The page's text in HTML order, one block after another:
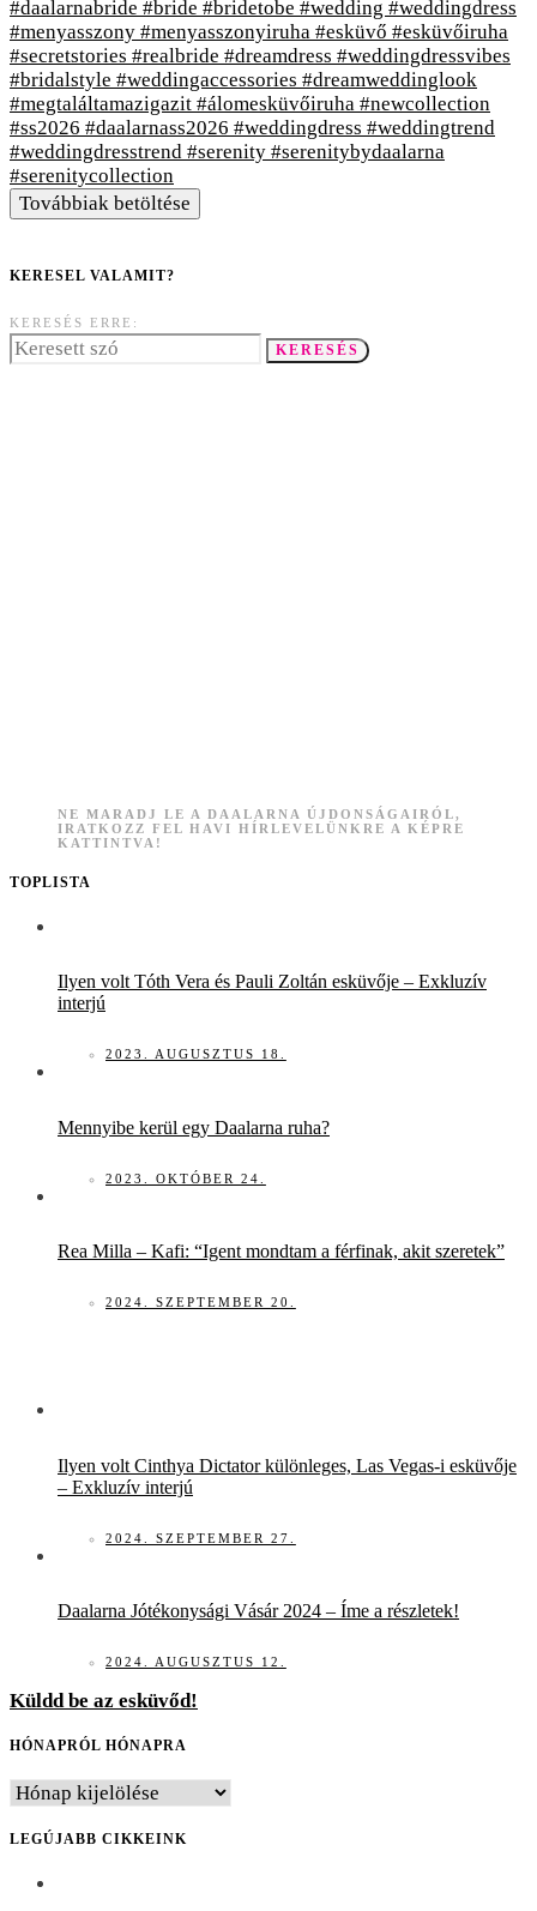
Továbbiak betöltése
KERESEL VALAMIT?
KERESÉS ERRE:
KERESÉS
NE MARADJ LE A DAALARNA ÚJDONSÁGAIRÓL,
IRATKOZZ FEL HAVI HÍRLEVELÜNKRE A KÉPRE
KATTINTVA!
TOPLISTA
Ilyen volt Tóth Vera és Pauli Zoltán esküvője – Exkluzív
interjú
2023. AUGUSZTUS 18.
Mennyibe kerül egy Daalarna ruha?
2023. OKTÓBER 24.
Rea Milla – Kafi: “Igent mondtam a férfinak, akit szeretek”
2024. SZEPTEMBER 20.
Ilyen volt Cinthya Dictator különleges, Las Vegas-i esküvője
– Exkluzív interjú
2024. SZEPTEMBER 27.
Daalarna Jótékonysági Vásár 2024 – Íme a részletek!
2024. AUGUSZTUS 12.
Küldd be az esküvőd!
HÓNAPRÓL HÓNAPRA
HÓNAPRÓL
HÓNAPRA
LEGÚJABB CIKKEINK